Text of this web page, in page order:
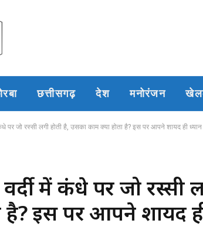
छत्तीसगढ़ देश मनोरंजन
पर जो रस्सी लगी होती है, उसका काम क्या होता है? इस पर आपने शायद ही ध्यान
में कंधे पर जो रस्सी
है? इस पर आपने शायद